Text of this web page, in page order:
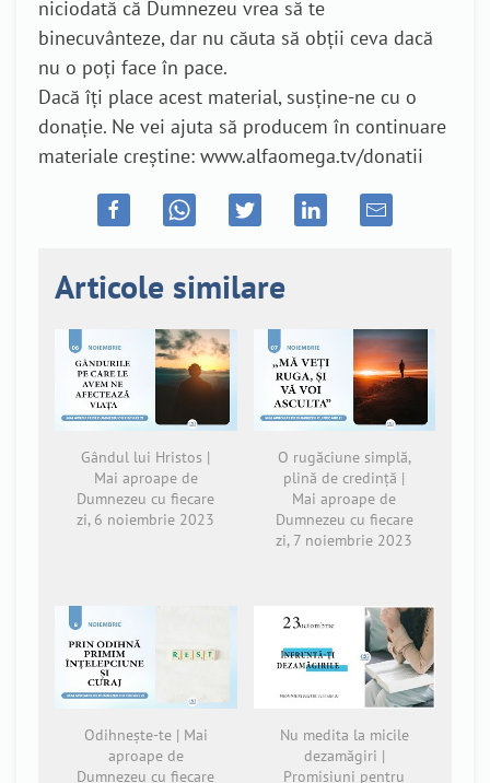
niciodată că Dumnezeu vrea să te
binecuvânteze, dar nu căuta să obții ceva dacă
nu o poți face în pace.
Dacă îți place acest material, susține-ne cu o
donație. Ne vei ajuta să producem în continuare
materiale creștine: www.alfaomega.tv/donatii
Articole similare
Gândul lui Hristos |
Mai aproape de
Dumnezeu cu fiecare
zi, 6 noiembrie 2023
O rugăciune simplă,
plină de credință |
Mai aproape de
Dumnezeu cu fiecare
zi, 7 noiembrie 2023
Odihnește-te | Mai
aproape de
Dumnezeu cu fiecare
Nu medita la micile
dezamăgiri |
Promisiuni pentru